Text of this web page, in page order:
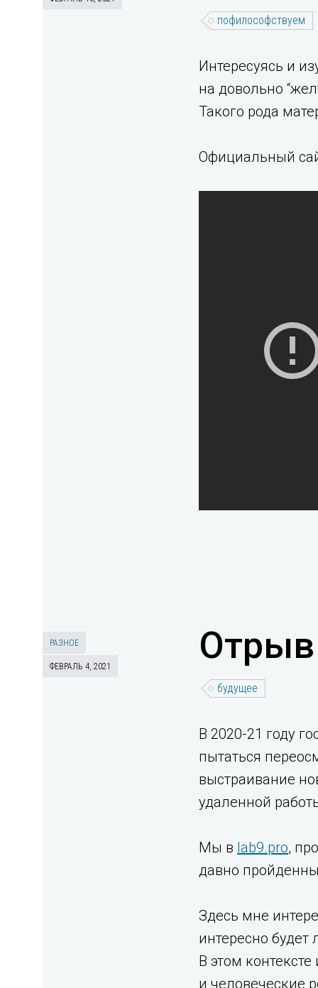
пофилософствуем
Интересуясь и
на довольно
Такого рода
Официальный
РАЗНОЕ
ФЕВРАЛЬ 4, 2021 Отрыв
будущее
В 2020-21 году
пытаться
выстраивание
удаленной
Мы в lab9.pro,
давно
Здесь мне
интересно
В этом
и человеческие